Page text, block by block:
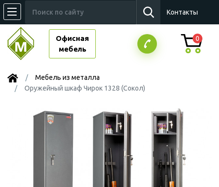
Контакты
Офисная
мебель
0
Мебель из металла
Оружейный шкаф Чирок 1328 (Сокол)